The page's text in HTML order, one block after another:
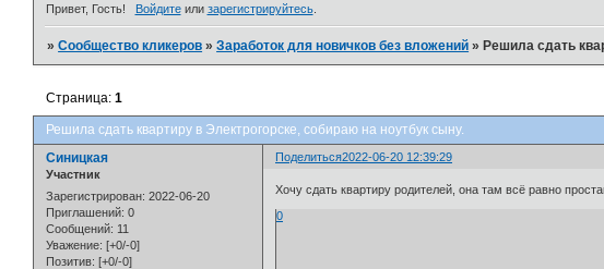
Привет, Гость! Войдитеили зарегистрируйтесь.
»Сообщество кликеров »Заработок для новичков без вложений » Решила сдать
Решила сдать квартиру в Электрогорске, собираю на ноутбук сыну.
Страница:1
Поделиться2022-06-20 12:39:29
Синицкая
Участник
Зарегистрирован: 2022-06-20
Приглашений: 0
Сообщений: 11
Уважение: [+0/-0]
Позитив: [+0/-0]
Хочу сдать квартиру родителей, она там всё равно
0